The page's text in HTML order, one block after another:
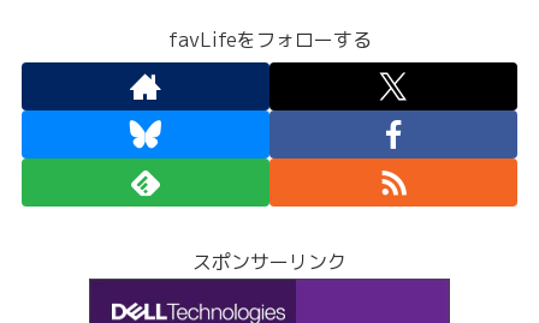
favLifeをフォローする
スポンサーリンク